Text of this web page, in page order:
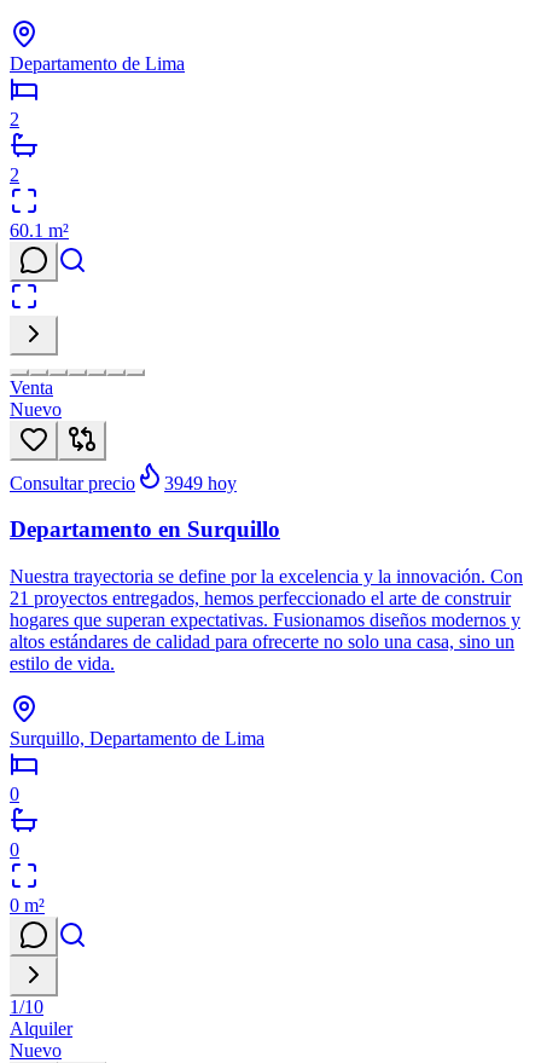
Departamento de Lima
2
2
60.1 m²
Venta
Nuevo
Consultar precio 3949 hoy
Departamento en Surquillo
Nuestra trayectoria se define por la excelencia y la innovación. Con
21 proyectos entregados, hemos perfeccionado el arte de construir
hogares que superan expectativas. Fusionamos diseños modernos y
altos estándares de calidad para ofrecerte no solo una casa, sino un
estilo de vida.
Surquillo, Departamento de Lima
0
0
0 m²
1/10
Alquiler
Nuevo